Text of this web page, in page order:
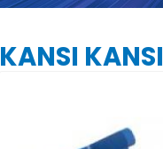
KANSI KANSI